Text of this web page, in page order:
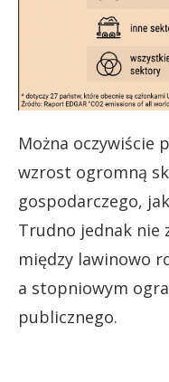
Można oczywiście
wzrost ogromną
gospodarczego,
Trudno jednak nie
między lawinowo
a stopniowym
publicznego.